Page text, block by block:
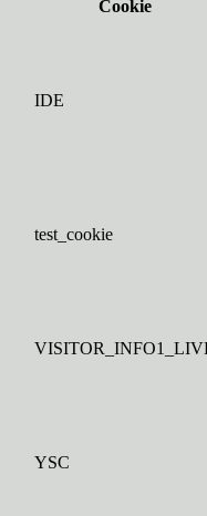
Cookie
IDE
test_cookie
YSC